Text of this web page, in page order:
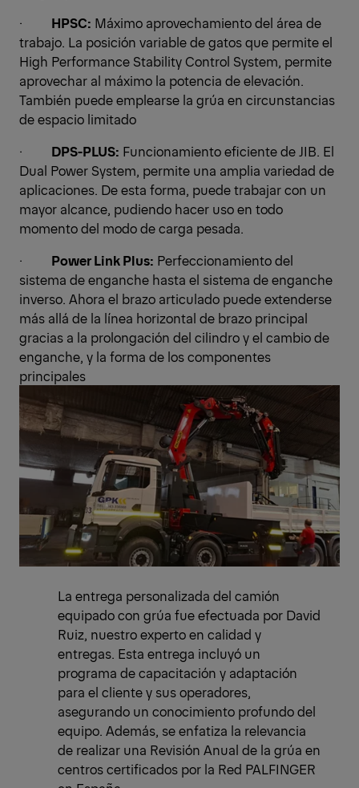
· HPSC: Máximo aprovechamiento del área de
trabajo. La posición variable de gatos que permite el
High Performance Stability Control System, permite
aprovechar al máximo la potencia de elevación.
También puede emplearse la grúa en circunstancias
de espacio limitado
· DPS-PLUS: Funcionamiento eficiente de JIB. El
Dual Power System, permite una amplia variedad de
aplicaciones. De esta forma, puede trabajar con un
mayor alcance, pudiendo hacer uso en todo
momento del modo de carga pesada.
· Power Link Plus: Perfeccionamiento del
sistema de enganche hasta el sistema de enganche
inverso. Ahora el brazo articulado puede extenderse
más allá de la línea horizontal de brazo principal
gracias a la prolongación del cilindro y el cambio de
enganche, y la forma de los componentes
principales
La entrega personalizada del camión
equipado con grúa fue efectuada por David
Ruiz, nuestro experto en calidad y
entregas. Esta entrega incluyó un
programa de capacitación y adaptación
para el cliente y sus operadores,
asegurando un conocimiento profundo del
equipo. Además, se enfatiza la relevancia
de realizar una Revisión Anual de la grúa en
centros certificados por la Red PALFINGER